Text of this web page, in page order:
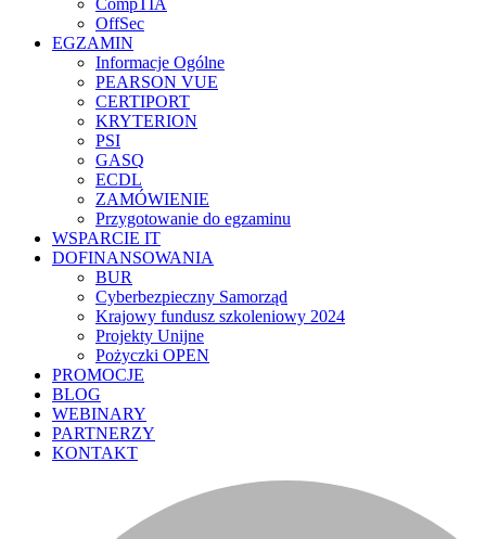
OffSec
EGZAMIN
Informacje Ogólne
PEARSON VUE
CERTIPORT
KRYTERION
PSI
GASQ
ECDL
ZAMÓWIENIE
Przygotowanie do egzaminu
WSPARCIE IT
DOFINANSOWANIA
BUR
Cyberbezpieczny Samorząd
Krajowy fundusz szkoleniowy 2024
Projekty Unijne
Pożyczki OPEN
PROMOCJE
BLOG
WEBINARY
PARTNERZY
KONTAKT